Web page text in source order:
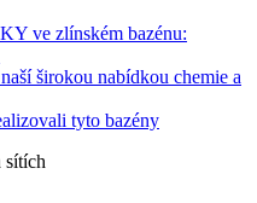
ve zlínském bazénu:
širokou nabídkou chemie a
tyto bazény
sítích